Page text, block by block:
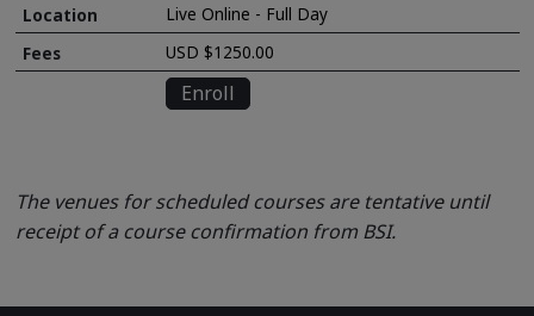
Live Online - Full Day
USD $1250.00
Enroll
The venues for scheduled courses are tentative until
receipt of a course confirmation from BSI.